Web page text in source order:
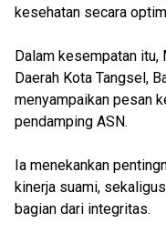
kesehatan secara
Dalam kesempatan
Daerah Kota Tangsel,
menyampaikan pesan
pendamping ASN.
Ia menekankan
kinerja suami,
bagian dari integritas.